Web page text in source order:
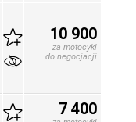
10 900
za motocykl
do negocjacji
7 400